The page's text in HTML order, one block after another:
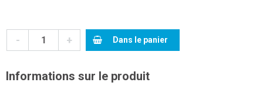
- + Dans le panier
Informations sur le produit